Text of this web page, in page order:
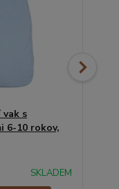
vak s
6-10 rokov,
SKLADEM